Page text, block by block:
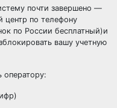
почти завершено —
центр по телефону
по России бесплатный)и
вашу учетную
оператору: